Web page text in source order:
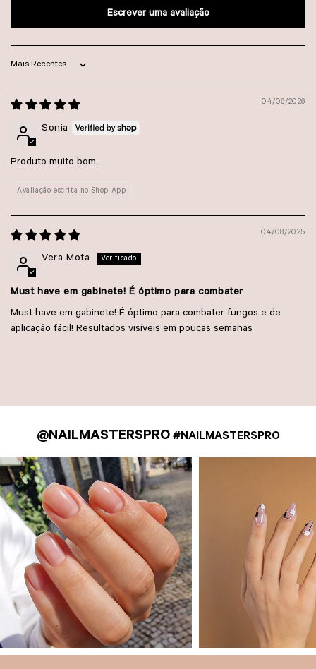
Escrever uma avaliação
04/06/2026
Sonia
Produto muito bom.
Avaliação escrita no Shop App
04/08/2025
Vera Mota
Must have em gabinete! É óptimo para combater
Must have em gabinete! É óptimo para combater fungos e de
aplicação fácil! Resultados visíveis em poucas semanas
@NAILMASTERSPRO#NAILMASTERSPRO